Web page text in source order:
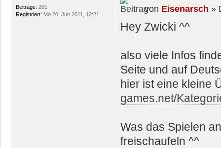
von Eisenarsch »
Hey Zwicki ^^
also viele Infos
Seite und auf
hier ist eine kleine
games.net/
Was das Spielen
freischaufeln ^^
Beiträge: 201
Registriert: Mo 20. Jun 2011, 12:21